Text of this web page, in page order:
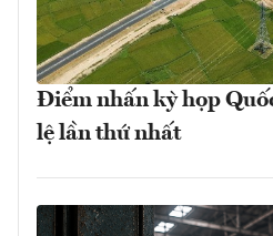
Điểm nhấn kỳ họp
lệ lần thứ nhất